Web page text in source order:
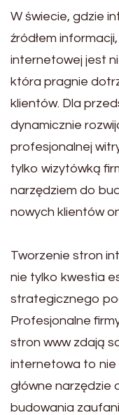
W świecie, gdzie
źródłem
internetowej jest
która pragnie
klientów. Dla
dynamicznie
profesjonalnej
tylko wizytówką
narzędziem do
nowych klientów
Tworzenie stron
nie tylko kwestia
strategicznego
Profesjonalne
stron www zdają
internetowa to nie
główne narzędzie
budowania